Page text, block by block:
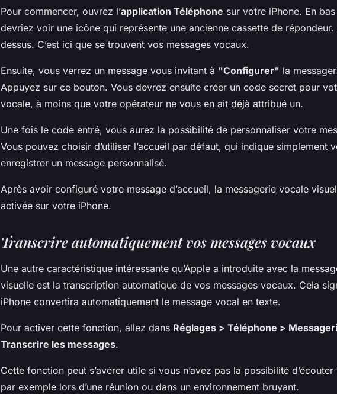
Pour commencer, ouvrez l’application Téléphone sur votre iPhone. En
devriez voir une icône qui représente une ancienne cassette de
dessus. C’est ici que se trouvent vos messages vocaux.
Ensuite, vous verrez un message vous invitant à "Configurer" la
Appuyez sur ce bouton. Vous devrez ensuite créer un code secret pour
vocale, à moins que votre opérateur ne vous en ait déjà attribué un.
Une fois le code entré, vous aurez la possibilité de personnaliser votre
Vous pouvez choisir d’utiliser l’accueil par défaut, qui indique simplement
enregistrer un message personnalisé.
Après avoir configuré votre message d’accueil, la messagerie vocale
activée sur votre iPhone.
Transcrire automatiquement vos messages vocaux
Une autre caractéristique intéressante qu’Apple a introduite avec la
visuelle est la transcription automatique de vos messages vocaux. Cela
iPhone convertira automatiquement le message vocal en texte.
Pour activer cette fonction, allez dans Réglages > Téléphone >
Transcrire les messages.
Cette fonction peut s’avérer utile si vous n’avez pas la possibilité
par exemple lors d’une réunion ou dans un environnement bruyant.